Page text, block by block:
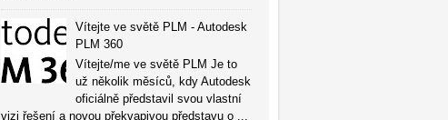
Vítejte ve světě PLM - Autodesk
PLM 360
Vítejte/me ve světě PLM Je to
už několik měsíců, kdy Autodesk
oficiálně představil svou vlastní
vizi řešení a novou překvapivou představu o ...